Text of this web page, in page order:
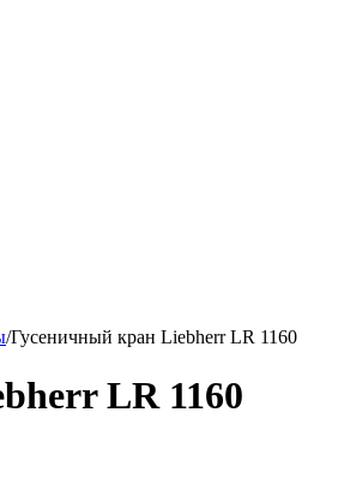
/Гусеничный кран Liebherr LR 1160
LR 1160